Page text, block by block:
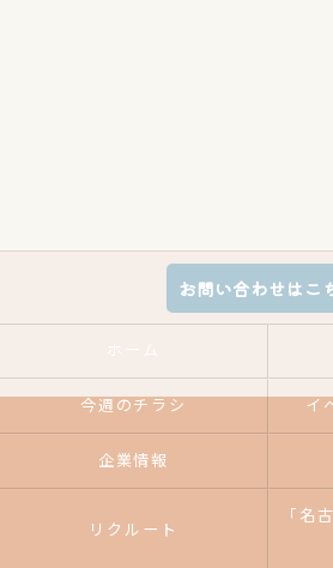
お問い合わせはこ
今週のチラシ イ
企業情報
リクルート
「名